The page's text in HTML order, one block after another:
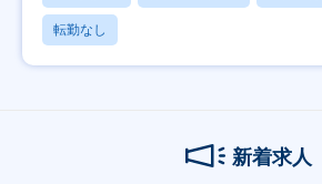
転勤なし
新着求人